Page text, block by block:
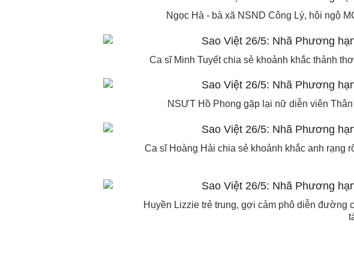
Ngọc Hà - bà xã NSND Công Lý, hội ngộ
Ca sĩ Minh Tuyết chia sẻ khoảnh khắc thảnh
NSƯT Hồ Phong gặp lại nữ diễn viên
Ca sĩ Hoàng Hải chia sẻ khoảnh khắc anh
Huyền Lizzie trẻ trung, gợi cảm phô diễn đường